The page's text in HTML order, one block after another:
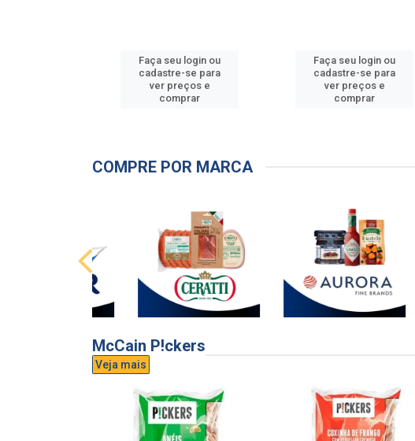
Faça seu login ou
cadastre-se para
ver preços e
comprar
Faça seu login ou
cadastre-se para
ver preços e
comprar
COMPRE POR MARCA
McCain P!ckers
Veja mais